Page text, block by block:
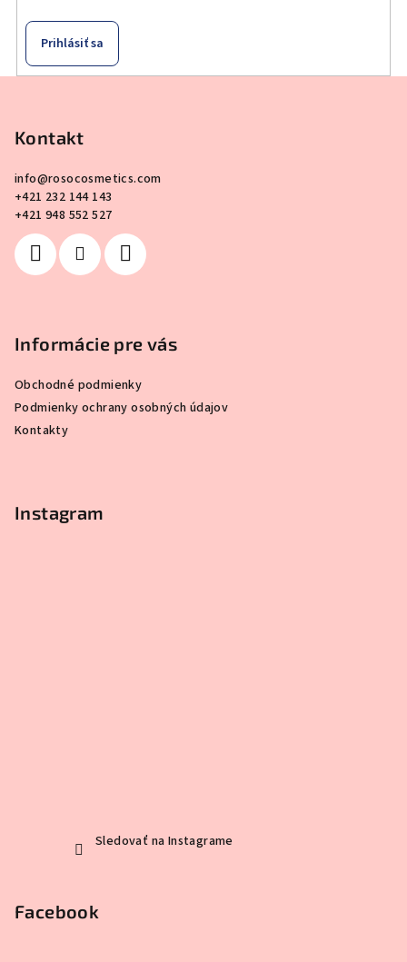
Prihlásiť sa
Kontakt
info@rosocosmetics.com
+421 232 144 143
+421 948 552 527
Informácie pre vás
Obchodné podmienky
Podmienky ochrany osobných údajov
Kontakty
Instagram
Sledovať na Instagrame
Facebook